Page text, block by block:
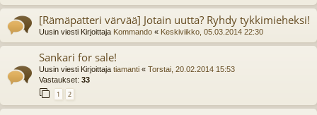
[Rämäpatteri värvää] Jotain uutta? Ryhdy tykkimieheksi!
Uusin viesti Kirjoittaja Kommando « Keskiviikko, 05.03.2014 22:30
Sankari for sale!
Uusin viesti Kirjoittaja tiamanti « Torstai, 20.02.2014 15:53
Vastaukset: 33
1 2